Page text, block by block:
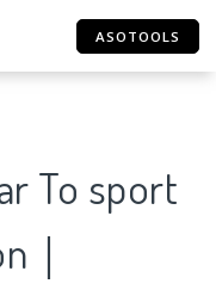
ASOTOOLS
To sport
｜